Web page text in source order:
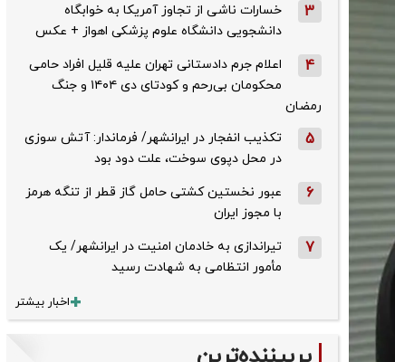
3
خسارات ناشی از تجاوز آمریکا به خوابگاه
دانشجویی دانشگاه علوم پزشکی اهواز + عکس
4
اعلام جرم دادستانی تهران علیه قلیل افراد حامی
محکومان بی‌رحم و کودتای دی‌ ۱۴۰۴ و جنگ
رمضان
5
تکذیب ‌انفجار در ایرانشهر/ فرماندار: آتش سوزی
در محل دپوی سوخت، علت دود بود
6
عبور نخستین کشتی حامل گاز قطر از تنگه هرمز
با مجوز ایران
7
تیراندازی به خادمان امنیت در ایرانشهر/ یک
مأمور انتظامی به شهادت رسید
اخبار بیشتر